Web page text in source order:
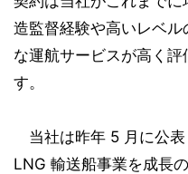
造監督経験や高いレベ
な運航サービスが高く
す。
当社は昨年 5 月に公
LNG 輸送船事業を成長